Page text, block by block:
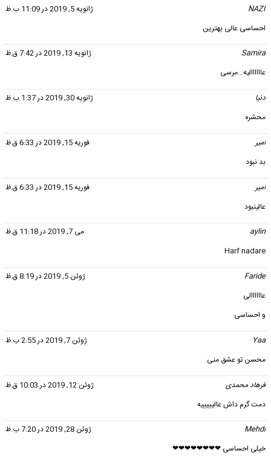
NAZI
ژانویه 5, 2019 در 11:09 ب.ظ
احساسی عالی بهترین
Samira
ژانویه 13, 2019 در 7:42 ق.ظ
عاااااالیه…مرسی
دنیا
ژانویه 30, 2019 در 1:37 ب.ظ
محشره
امیر
فوریه 15, 2019 در 6:33 ق.ظ
بد نبود
امیر
فوریه 15, 2019 در 6:33 ق.ظ
عالینبود
aylin
می 7, 2019 در 11:18 ق.ظ
Harf nadare
Faride
ژوئن 5, 2019 در 8:19 ق.ظ
عاااااالی
و احساسی
Yaa
ژوئن 7, 2019 در 2:55 ب.ظ
محسن تو عشق منی
فرهاد محمدی
ژوئن 12, 2019 در 10:03 ق.ظ
دمت گرم داش عالیییییه
Mehdi
ژوئن 28, 2019 در 7:20 ب.ظ
خیلی احساسی ❤❤❤❤❤❤❤❤